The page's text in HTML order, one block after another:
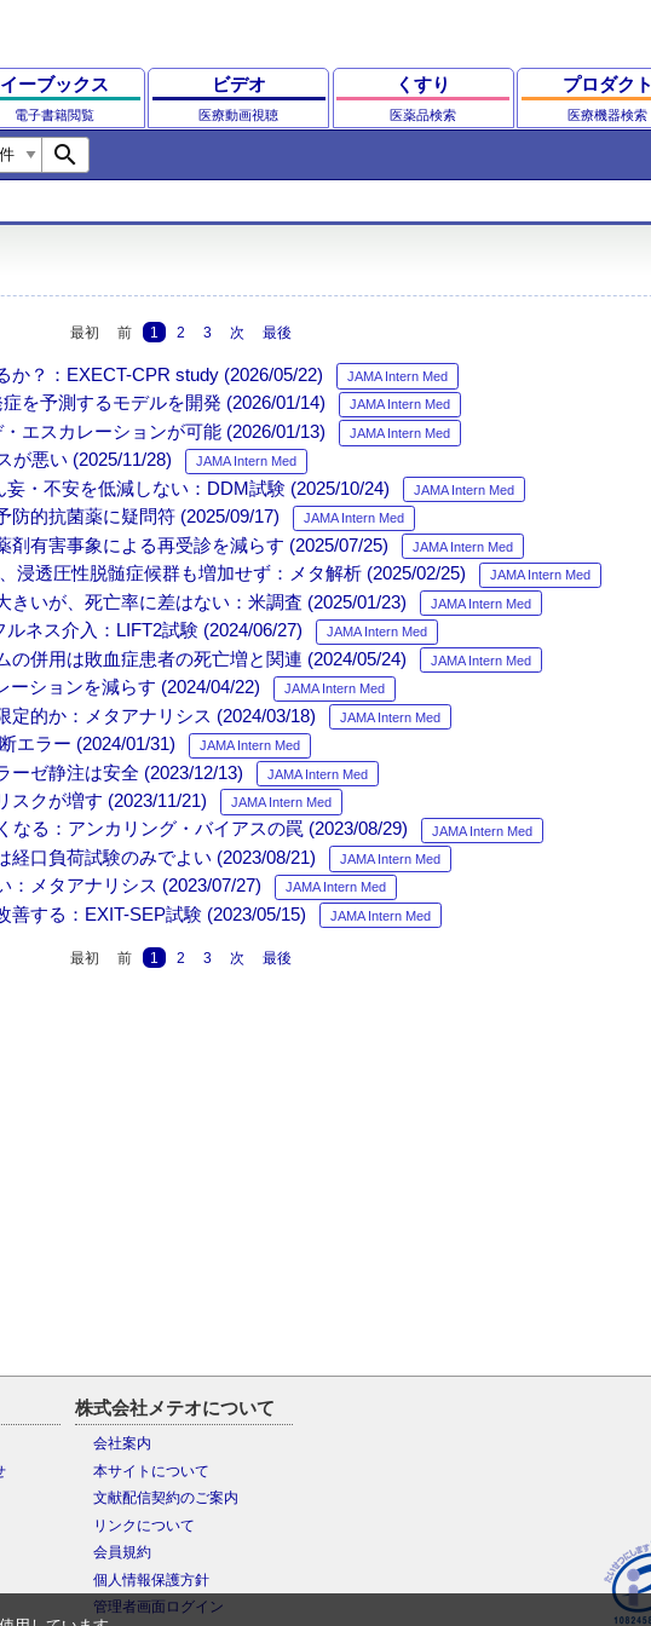
イーブックス
電子書籍閲覧
ビデオ
医療動画視聴
くすり
医薬品検索
プロダクト
医療機器検索
search
最初 前 1 2 3 次 最後
？：EXECT-CPR study (2026/05/22) JAMA Intern Med
を予測するモデルを開発 (2026/01/14) JAMA Intern Med
エスカレーションが可能 (2026/01/13) JAMA Intern Med
が悪い (2025/11/28) JAMA Intern Med
・不安を低減しない：DDM試験 (2025/10/24) JAMA Intern Med
的抗菌薬に疑問符 (2025/09/17) JAMA Intern Med
有害事象による再受診を減らす (2025/07/25) JAMA Intern Med
浸透圧性脱髄症候群も増加せず：メタ解析 (2025/02/25) JAMA Intern Med
いが、死亡率に差はない：米調査 (2025/01/23) JAMA Intern Med
ネス介入：LIFT2試験 (2024/06/27) JAMA Intern Med
併用は敗血症患者の死亡増と関連 (2024/05/24) JAMA Intern Med
ションを減らす (2024/04/22) JAMA Intern Med
的か：メタアナリシス (2024/03/18) JAMA Intern Med
エラー (2024/01/31) JAMA Intern Med
ーゼ静注は安全 (2023/12/13) JAMA Intern Med
スクが増す (2023/11/21) JAMA Intern Med
る：アンカリング・バイアスの罠 (2023/08/29) JAMA Intern Med
口負荷試験のみでよい (2023/08/21) JAMA Intern Med
：メタアナリシス (2023/07/27) JAMA Intern Med
する：EXIT-SEP試験 (2023/05/15) JAMA Intern Med
最初 前 1 2 3 次 最後
株式会社メテオについて
会社案内
本サイトについて
文献配信契約のご案内
リンクについて
会員規約
個人情報保護方針
管理者画面ログイン